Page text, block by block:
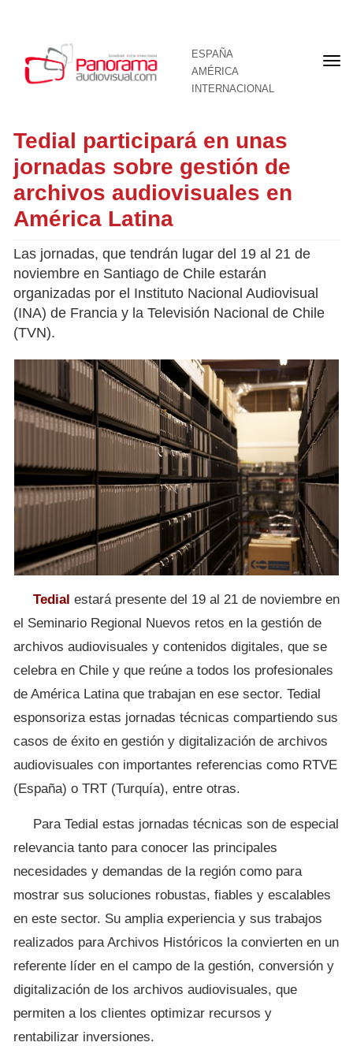
ESPAÑA
AMÉRICA
INTERNACIONAL
Tedial participará en unas
jornadas sobre gestión de
archivos audiovisuales en
América Latina
Las jornadas, que tendrán lugar del 19 al 21 de
noviembre en Santiago de Chile estarán
organizadas por el Instituto Nacional Audiovisual
(INA) de Francia y la Televisión Nacional de Chile
(TVN).
Tedial estará presente del 19 al 21 de noviembre en
el Seminario Regional Nuevos retos en la gestión de
archivos audiovisuales y contenidos digitales, que se
celebra en Chile y que reúne a todos los profesionales
de América Latina que trabajan en ese sector. Tedial
esponsoriza estas jornadas técnicas compartiendo sus
casos de éxito en gestión y digitalización de archivos
audiovisuales con importantes referencias como RTVE
(España) o TRT (Turquía), entre otras.
Para Tedial estas jornadas técnicas son de especial
relevancia tanto para conocer las principales
necesidades y demandas de la región como para
mostrar sus soluciones robustas, fiables y escalables
en este sector. Su amplia experiencia y sus trabajos
realizados para Archivos Históricos la convierten en un
referente líder en el campo de la gestión, conversión y
digitalización de los archivos audiovisuales, que
permiten a los clientes optimizar recursos y
rentabilizar inversiones.